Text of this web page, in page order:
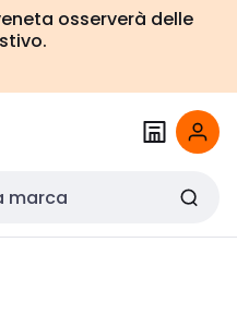
osserverà delle